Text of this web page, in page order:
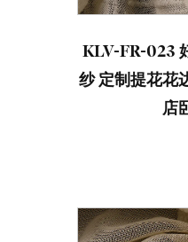
KLV-FR-023
纱 定制提花花
店